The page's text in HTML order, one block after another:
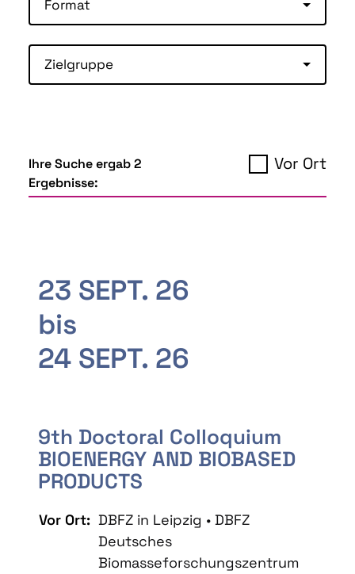
Format
Zielgruppe
Ihre Suche ergab 2
Ergebnisse:
Vor Ort
23 SEPT. 26
bis
24 SEPT. 26
9th Doctoral Colloquium
BIOENERGY AND BIOBASED
PRODUCTS
Vor Ort: DBFZ in Leipzig • DBFZ
Deutsches
Biomasseforschungszentrum